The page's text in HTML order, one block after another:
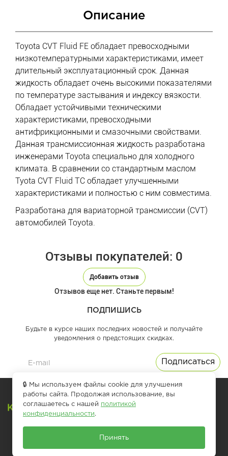
Описание
Toyota CVT Fluid FE обладает превосходными
низкотемпературными характеристиками, имеет
длительный эксплуатационный срок. Данная
жидкость обладает очень высокими показателями
по температуре застывания и индексу вязкости.
Обладает устойчивыми техническими
характеристиками, превосходными
антифрикционными и смазочными свойствами.
Данная трансмиссионная жидкость разработана
инженерами Toyota специально для холодного
климата. В сравнении со стандартным маслом
Tyota CVT Fluid TC обладает улучшенными
характеристиками и полностью с ним совместима.
Разработана для вариаторной трансмиссии (CVT)
автомобилей Toyota.
Отзывы покупателей: 0
Добавить отзыв
Отзывов еще нет. Станьте первым!
ПОДПИШИСЬ
Будьте в курсе наших последних новостей и получайте
уведомления о предстоящих скидках.
39-83-33 доб. 1
39-83-33 доб. 2
🔒 Мы используем файлы cookie для улучшения
работы сайта. Продолжая использование, вы
соглашаетесь с нашей политикой
конфиденциальности.
Принять